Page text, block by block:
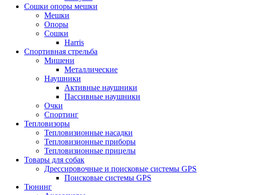
Сошки опоры мешки
Мешки
Опоры
Сошки
Harris
Спортивная стрельба
Мишени
Металлические
Наушники
Активные наушники
Пассивные наушники
Очки
Спортинг
Тепловизоры
Тепловизионные насадки
Тепловизионные приборы
Тепловизионные прицелы
Товары для собак
Дрессировочные и поисковые системы GPS
Поисковые системы GPS
Тюнинг